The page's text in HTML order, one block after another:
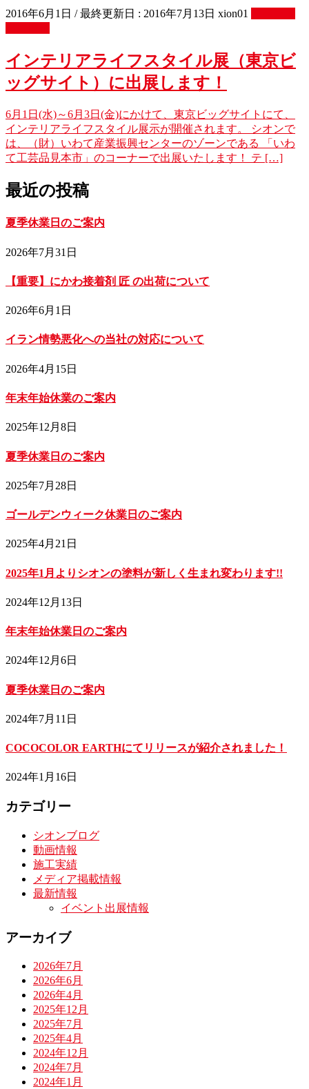
2016年6月1日 / 最終更新日 : 2016年7月13日 xion01
インテリアライフスタイル展（東京ビ
ッグサイト）に出展します！
6月1日(水)～6月3日(金)にかけて、東京ビッグサイトにて、
インテリアライフスタイル展示が開催されます。 シオンで
は、（財）いわて産業振興センターのゾーンである 「いわ
て工芸品見本市」のコーナーで出展いたします！ テ […]
最近の投稿
夏季休業日のご案内
2026年7月31日
【重要】にかわ接着剤 匠 の出荷について
2026年6月1日
イラン情勢悪化への当社の対応について
2026年4月15日
年末年始休業のご案内
2025年12月8日
夏季休業日のご案内
2025年7月28日
ゴールデンウィーク休業日のご案内
2025年4月21日
2025年1月よりシオンの塗料が新しく生まれ変わります!!
2024年12月13日
年末年始休業日のご案内
2024年12月6日
夏季休業日のご案内
2024年7月11日
COCOCOLOR EARTHにてリリースが紹介されました！
2024年1月16日
カテゴリー
シオンブログ
動画情報
施工実績
メディア掲載情報
最新情報
イベント出展情報
アーカイブ
2026年7月
2026年6月
2026年4月
2025年12月
2025年7月
2025年4月
2024年12月
2024年7月
2024年1月